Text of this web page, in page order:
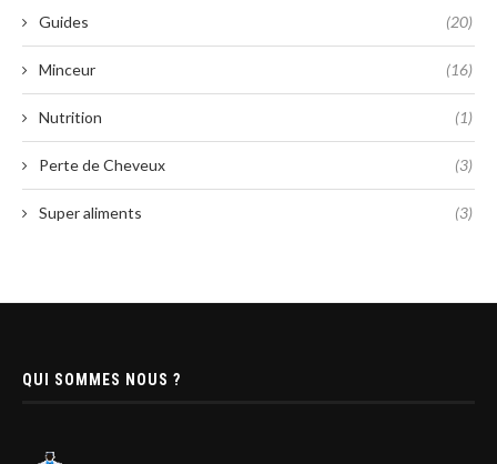
Guides (20)
Minceur (16)
Nutrition (1)
Perte de Cheveux (3)
Super aliments (3)
QUI SOMMES NOUS ?